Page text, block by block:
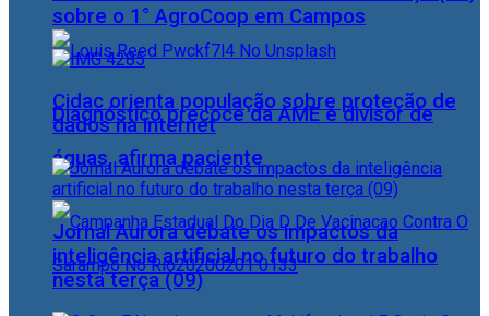
Diagnóstico precoce da AME é divisor de
águas, afirma paciente
sobre o 1° AgroCoop em Campos
Cidac orienta população sobre proteção de
dados na internet
Jornal Aurora debate os impactos da
inteligência artificial no futuro do trabalho
nesta terça (09)